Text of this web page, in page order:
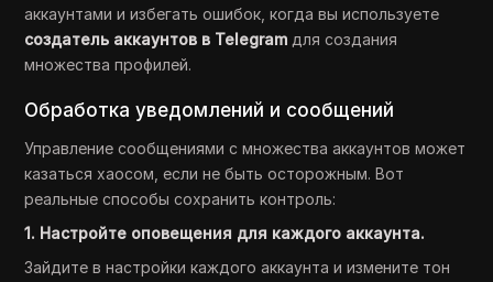
аккаунтами и избегать ошибок, когда вы используете
создатель аккаунтов в Telegram для создания
множества профилей.
Обработка уведомлений и сообщений
Управление сообщениями с множества аккаунтов может
казаться хаосом, если не быть осторожным. Вот
реальные способы сохранить контроль:
1. Настройте оповещения для каждого аккаунта.
Зайдите в настройки каждого аккаунта и измените тон